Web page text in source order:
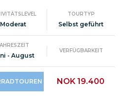
Moderat
TOURTYP
Selbst geführt
- August
VERFÜGBARKEIT
NOK 19.400